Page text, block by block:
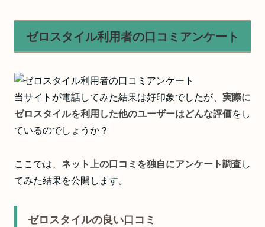
ゼロスタイル利用者の口コミアンケート
当サイトが電話してみた結果は好印象でしたが、 実際に
ゼロスタイルを利用した他のユーザーはどんな評価をし
ているのでしょうか？
ここでは、 ネット上の口コミを独自にアンケート調査し
てみた結果を公開します。
ゼロスタイルの良い口コミ